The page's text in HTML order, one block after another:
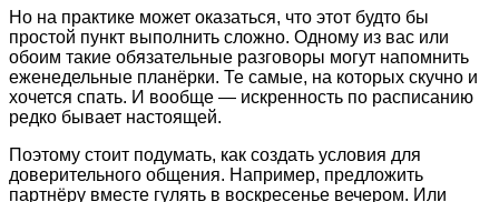
Но на практике может оказаться, что этот будто бы
простой пункт выполнить сложно. Одному из вас или
обоим такие обязательные разговоры могут напомнить
еженедельные планёрки. Те самые, на которых скучно и
хочется спать. И вообще — искренность по расписанию
редко бывает настоящей.
Поэтому стоит подумать, как создать условия для
доверительного общения. Например, предложить
партнёру вместе гулять в воскресенье вечером. Или